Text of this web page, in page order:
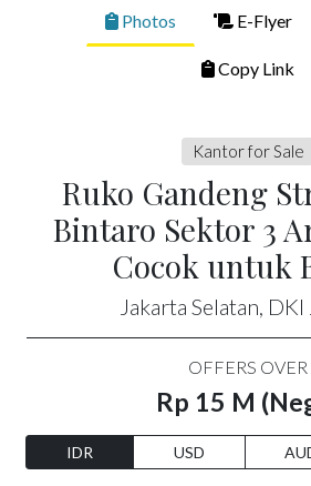
Photos E-Flyer
Copy Link
Kantor for Sale
Ruko Gandeng
Bintaro Sektor 3
Cocok untuk
Jakarta Selatan, DKI
OFFERS OVER
Rp 15 M
IDR USD